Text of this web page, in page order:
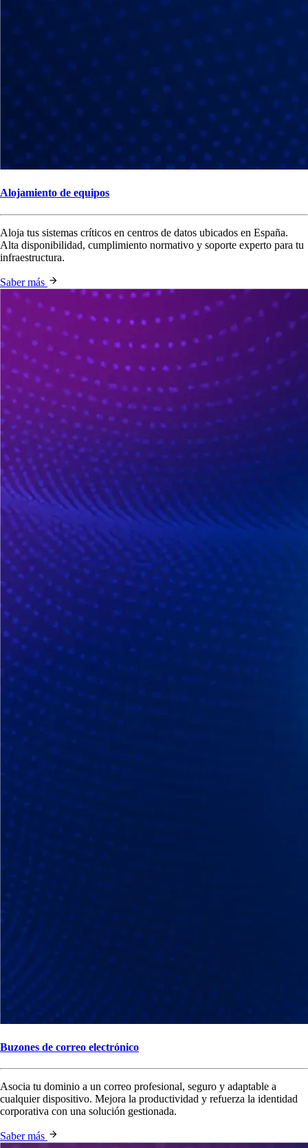
Alojamiento de equipos
Aloja tus sistemas críticos en centros de datos ubicados en España.
Alta disponibilidad, cumplimiento normativo y soporte experto para tu
infraestructura.
Saber más
Buzones de correo electrónico
Asocia tu dominio a un correo profesional, seguro y adaptable a
cualquier dispositivo. Mejora la productividad y refuerza la identidad
corporativa con una solución gestionada.
Saber más